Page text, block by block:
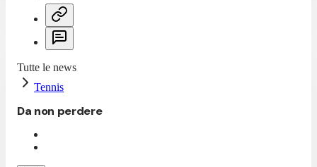
Tutte le news
Tennis
Da non perdere